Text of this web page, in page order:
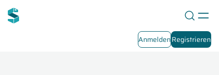
AnmeldenRegistrieren